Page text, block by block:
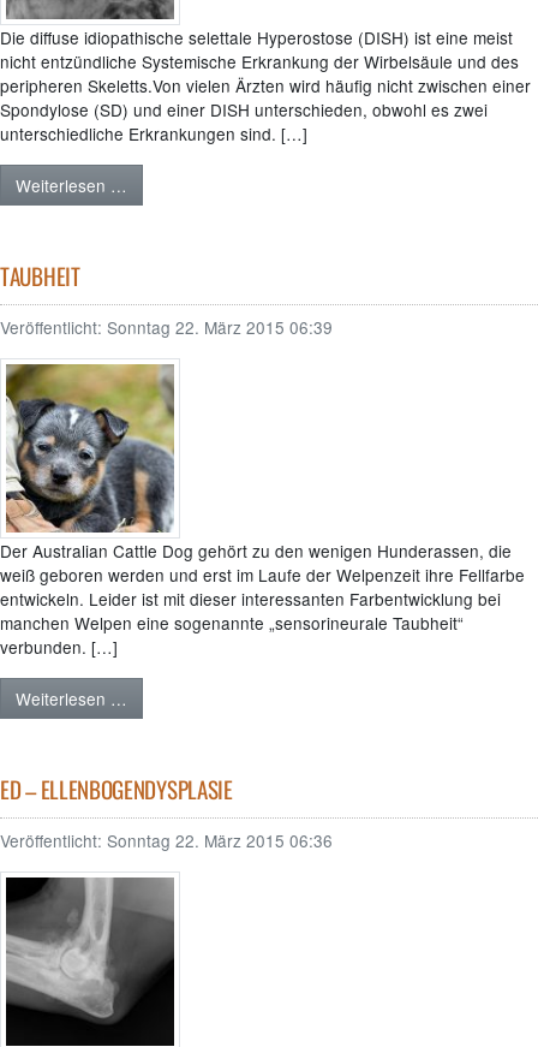
Die diffuse idiopathische selettale Hyperostose (DISH) ist eine meist
nicht entzündliche Systemische Erkrankung der Wirbelsäule und des
peripheren Skeletts.Von vielen Ärzten wird häufig nicht zwischen einer
Spondylose (SD) und einer DISH unterschieden, obwohl es zwei
unterschiedliche Erkrankungen sind. […]
Weiterlesen …
TAUBHEIT
Veröffentlicht: Sonntag 22. März 2015 06:39
Der Australian Cattle Dog gehört zu den wenigen Hunderassen, die
weiß geboren werden und erst im Laufe der Welpenzeit ihre Fellfarbe
entwickeln. Leider ist mit dieser interessanten Farbentwicklung bei
manchen Welpen eine sogenannte „sensorineurale Taubheit“
verbunden. […]
Weiterlesen …
ED – ELLENBOGENDYSPLASIE
Veröffentlicht: Sonntag 22. März 2015 06:36